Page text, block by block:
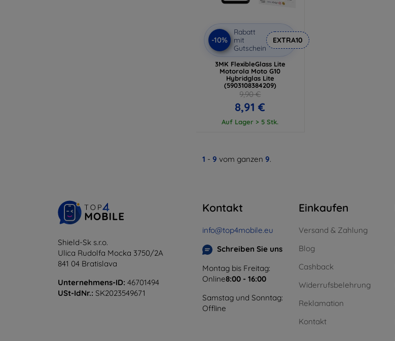
-10%
Rabatt
mit
Gutschein
EXTRA10
3MK FlexibleGlass Lite
Motorola Moto G10
Hybridglas Lite
(5903108384209)
9,90 €
8,91 €
Auf Lager > 5 Stk.
1 - 9 vom ganzen 9.
Shield-Sk s.r.o.
Ulica Rudolfa Mocka 3750/2A
841 04 Bratislava
Unternehmens-ID: 46701494
USt-IdNr.: SK2023549671
Kontakt
info@top4mobile.eu
Schreiben Sie uns
Montag bis Freitag:
Online8:00 - 16:00
Samstag und Sonntag:
Offline
Einkaufen
Versand & Zahlung
Blog
Cashback
Widerrufsbelehrung
Reklamation
Kontakt